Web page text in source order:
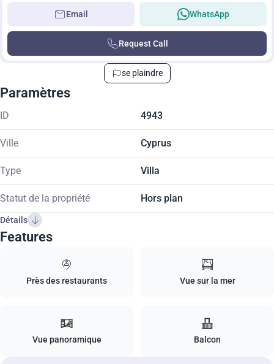
Email WhatsApp
Request Call
se plaindre
Paramètres
ID 4943
Ville Cyprus
Type Villa
Statut de la propriété Hors plan
Détails
Features
Près des restaurants Vue sur la mer
Vue panoramique Balcon